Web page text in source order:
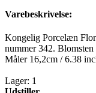
Varebeskrivelse:
Kongelig Porcelæn
nummer 342.
Måler 16,2cm / 6.38
Lager: 1